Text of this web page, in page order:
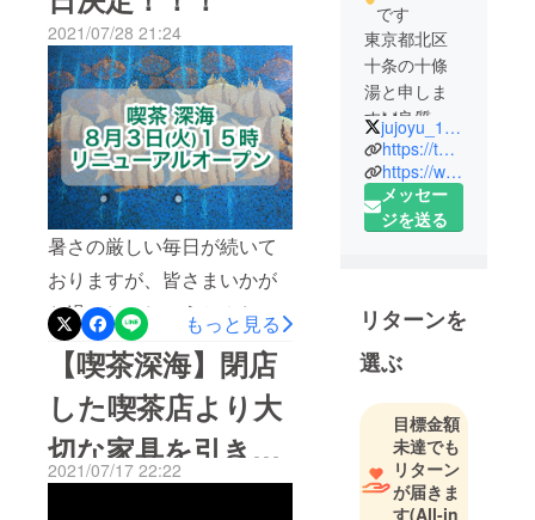
2021/07/28 21:24
暑さの厳しい毎日が続いて
おりますが、皆さまいかが
お過ごしでしょうか？お陰
様で喫茶の改装工事は順調
に進み、リニューアルオー
プン日が正式に決定致しま
したのでお知らせ致しま
す！2021年8月3日(火) 15
もっと見る
【喫茶深海】閉店
した喫茶店より大
切な家具を引き継
ぎました！
2021/07/17 22:22
です
東京都北区
十条の十條
湯と申しま
す🦀良質な
地下水とサ
ウナが自慢❕
喫茶とコイ
ンランド
ドリップ
コーヒーと
湯上りのク
リームソー
ダがオスス
メです
埼京線十条
駅から十条
jujoyu_1010
https://twitter.com/jujoyu_1010?s=11
https://www.instagram.com/jujoyu_sento/
メッセー
ジを送る
リターンを
選ぶ
目標金額
未達でも
リターン
が届きま
す(All-in